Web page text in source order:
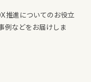
推進についてのお役立
例などをお届けしま